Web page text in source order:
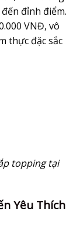
đỉnh điểm.
VNĐ, vô
thực đặc sắc
topping tại
Yêu Thích